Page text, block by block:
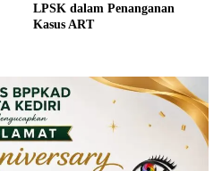
LPSK dalam Penanganan
Kasus ART